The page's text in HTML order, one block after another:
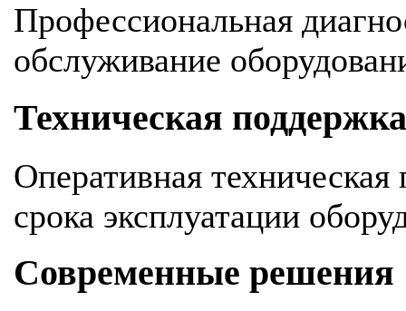
Профессиональная
обслуживание
Техническая поддержка
Оперативная техническая
срока эксплуатации
Современные решения